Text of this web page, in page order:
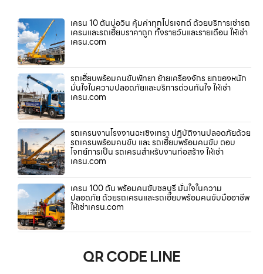
เครน 10 ตันบ่อวิน คุ้มค่าทุกโปรเจกต์ ด้วยบริการเช่ารถ
เครนและรถเฮี๊ยบราคาถูก ทั้งรายวันและรายเดือน ให้เช่า
เครน.com
รถเฮี๊ยบพร้อมคนขับพัทยา ย้ายเครื่องจักร ยกของหนัก
มั่นใจในความปลอดภัยและบริการด่วนทันใจ ให้เช่า
เครน.com
รถเครนงานโรงงานฉะเชิงเทรา ปฏิบัติงานปลอดภัยด้วย
รถเครนพร้อมคนขับ และ รถเฮี๊ยบพร้อมคนขับ ตอบ
โจทย์การเป็น รถเครนสำหรับงานก่อสร้าง ให้เช่า
เครน.com
เครน 100 ตัน พร้อมคนขับชลบุรี มั่นใจในความ
ปลอดภัย ด้วยรถเครนและรถเฮี๊ยบพร้อมคนขับมืออาชีพ
ให้เช่าเครน.com
QR CODE LINE